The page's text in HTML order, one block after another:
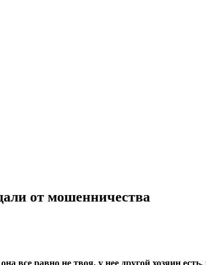
от мошенничества
все равно не твоя, у нее другой хозяин